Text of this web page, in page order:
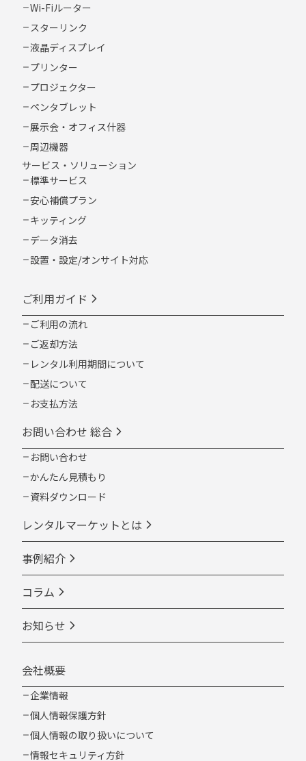
Wi-Fiルーター
スターリンク
液晶ディスプレイ
プリンター
プロジェクター
ペンタブレット
展示会・オフィス什器
周辺機器
サービス・ソリューション
標準サービス
安心補償プラン
キッティング
データ消去
設置・設定/オンサイト対応
ご利用ガイド
ご利用の流れ
ご返却方法
レンタル利用期間について
配送について
お支払方法
お問い合わせ 総合
お問い合わせ
かんたん見積もり
資料ダウンロード
レンタルマーケットとは
事例紹介
コラム
お知らせ
会社概要
企業情報
個人情報保護方針
個人情報の取り扱いについて
情報セキュリティ方針